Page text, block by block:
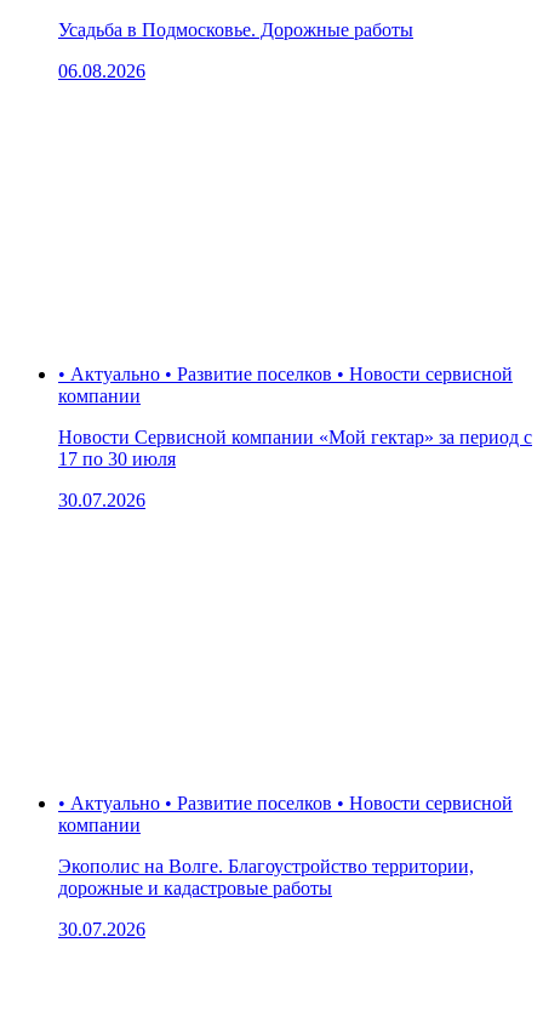
Усадьба в Подмосковье. Дорожные работы
06.08.2026
• Актуально • Развитие поселков • Новости сервисной
компании
Новости Сервисной компании «Мой гектар» за период с
17 по 30 июля
30.07.2026
• Актуально • Развитие поселков • Новости сервисной
компании
Экополис на Волге. Благоустройство территории,
дорожные и кадастровые работы
30.07.2026